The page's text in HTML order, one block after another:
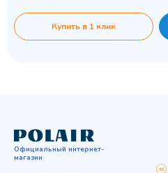
Купить в 1 клик
Официальный интернет-
магазин